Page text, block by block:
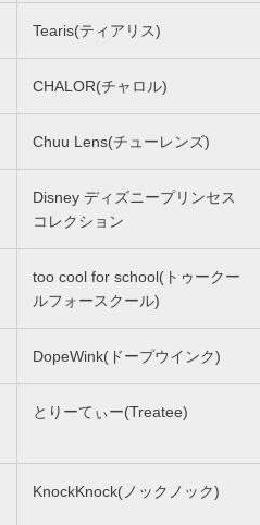
Tearis(ティアリス)
CHALOR(チャロル)
Chuu Lens(チューレンズ)
Disney ディズニープリンセス
コレクション
too cool for school(トゥークー
ルフォースクール)
DopeWink(ドープウインク)
とりーてぃー(Treatee)
KnockKnock(ノックノック)